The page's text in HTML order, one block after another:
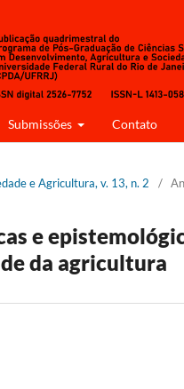
Submissões Contato
e Agricultura, v. 13, n. 2 /
e
da agricultura